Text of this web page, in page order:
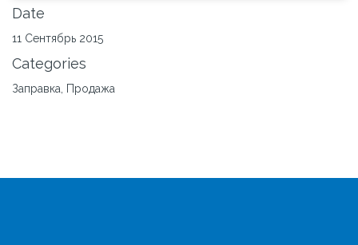
Date
11 Сентябрь 2015
Categories
Заправка, Продажа